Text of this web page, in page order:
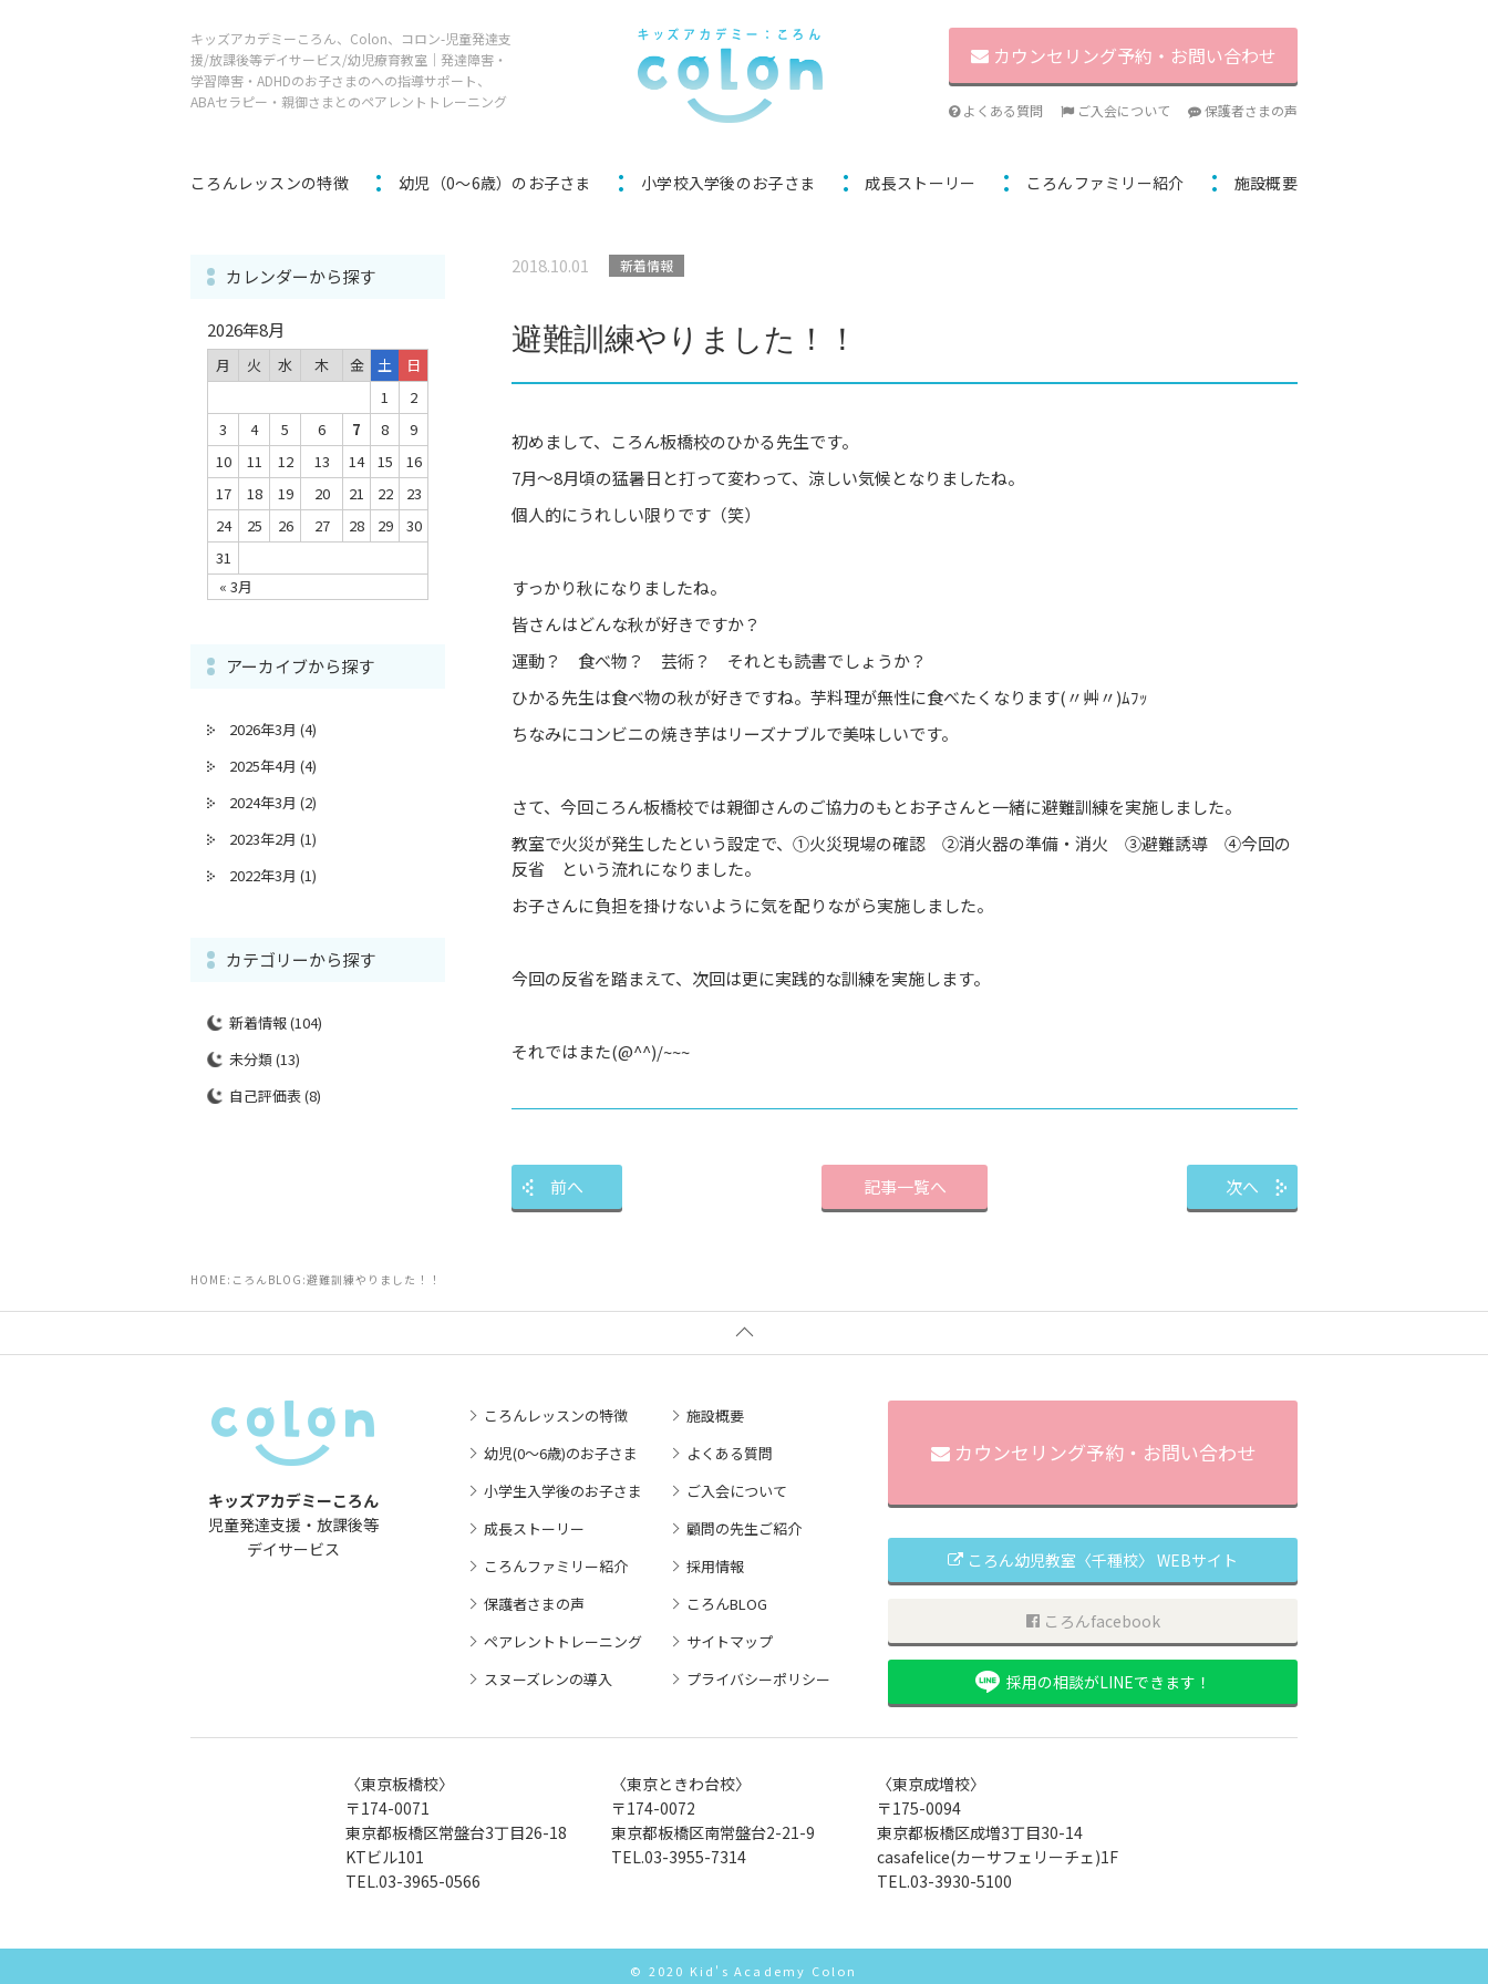
キッズアカデミーころん、Colon、コロン-児童発達支
援/放課後等デイサービス/幼児療育教室｜発達障害・
学習障害・ADHDのお子さまのへの指導サポート、
ABAセラピー・親御さまとのペアレントトレーニング
カウンセリング予約・お問い合わせ
よくある質問 ご入会について 保護者さまの声
ころんレッスンの特徴 幼児（0～6歳）のお子さま 小学校入学後のお子さま 成長ストーリー ころんファミリー紹介 施設概要
2018.10.01 新着情報
避難訓練やりました！！
初めまして、ころん板橋校のひかる先生です。
7月～8月頃の猛暑日と打って変わって、涼しい気候となりましたね。
個人的にうれしい限りです（笑）
すっかり秋になりましたね。
皆さんはどんな秋が好きですか？
運動？ 食べ物？ 芸術？ それとも読書でしょうか？
ひかる先生は食べ物の秋が好きですね。芋料理が無性に食べたくなります(〃艸〃)ﾑﾌｯ
ちなみにコンビニの焼き芋はリーズナブルで美味しいです。
さて、今回ころん板橋校では親御さんのご協力のもとお子さんと一緒に避難訓練を実施しました。
教室で火災が発生したという設定で、①火災現場の確認 ②消火器の準備・消火 ③避難誘導 ④今回の
反省 という流れになりました。
お子さんに負担を掛けないように気を配りながら実施しました。
今回の反省を踏まえて、次回は更に実践的な訓練を実施します。
それではまた(@^^)/~~~
前へ 記事一覧へ 次へ
カレンダーから探す
2026年8月
月 火 水 木 金 土 日
« 3月
1
2
3
4 5 6 7 8
9
10
11 12 13 14 15
16
17
18 19 20 21 22
23
24
25 26 27 28 29
30
31
アーカイブから探す
2026年3月 (4)
2025年4月 (4)
2024年3月 (2)
2023年2月 (1)
2022年3月 (1)
カテゴリーから探す
新着情報(104)
未分類(13)
自己評価表(8)
HOME ころんBLOG 避難訓練やりました！！
キッズアカデミーころん
児童発達支援・放課後等
デイサービス
ころんレッスンの特徴
施設概要
幼児(0～6歳)のお子さま
よくある質問
小学生入学後のお子さま
ご入会について
成長ストーリー
顧問の先生ご紹介
ころんファミリー紹介
採用情報
保護者さまの声
ころんBLOG
ペアレントトレーニング
サイトマップ
スヌーズレンの導入
プライバシーポリシー
カウンセリング予約・ お問い合わせ
ころん幼児教室〈千種校〉 WEBサイト
ころんfacebook
採用の相談がLINEできます！
〈東京板橋校〉
〒174-0071
東京都板橋区常盤台3丁目26-18
KTビル101
TEL.03-3965-0566
〈東京ときわ台校〉
〒174-0072
東京都板橋区南常盤台2-21-9
TEL.03-3955-7314
〈東京成増校〉
〒175-0094
東京都板橋区成増3丁目30-14
casafelice(カーサフェリーチェ)1F
TEL.03-3930-5100
© 2020 Kid's Academy Colon